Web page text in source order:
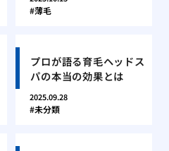
薄毛
プロが語る育毛ヘッドス
パの本当の効果とは
2025.09.28
未分類